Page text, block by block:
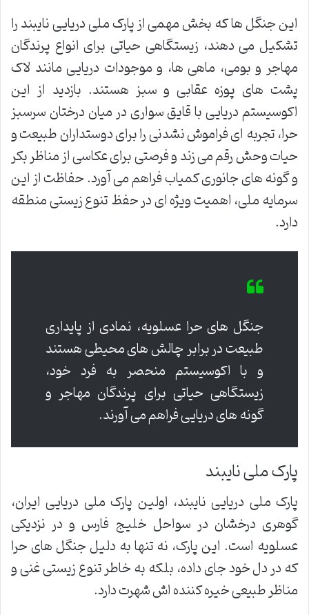
این جنگل ها که بخش مهمی از پارک ملی دریایی نایبند را
تشکیل می دهند، زیستگاهی حیاتی برای انواع پرندگان
مهاجر و بومی، ماهی ها، و موجودات دریایی مانند لاک
پشت های پوزه عقابی و سبز هستند. بازدید از این
اکوسیستم دریایی با قایق سواری در میان درختان سرسبز
حرا، تجربه ای فراموش نشدنی را برای دوستداران طبیعت و
حیات وحش رقم می زند و فرصتی برای عکاسی از مناظر بکر
و گونه های جانوری کمیاب فراهم می آورد. حفاظت از این
سرمایه ملی، اهمیت ویژه ای در حفظ تنوع زیستی منطقه
دارد.
جنگل های حرا عسلویه، نمادی از پایداری
طبیعت در برابر چالش های محیطی هستند
و با اکوسیستم منحصر به فرد خود،
زیستگاهی حیاتی برای پرندگان مهاجر و
گونه های دریایی فراهم می آورند.
پارک ملی نایبند
پارک ملی دریایی نایبند، اولین پارک ملی دریایی ایران،
گوهری درخشان در سواحل خلیج فارس و در نزدیکی
عسلویه است. این پارک، نه تنها به دلیل جنگل های حرا
که در دل خود جای داده، بلکه به خاطر تنوع زیستی غنی و
مناظر طبیعی خیره کننده اش شهرت دارد.